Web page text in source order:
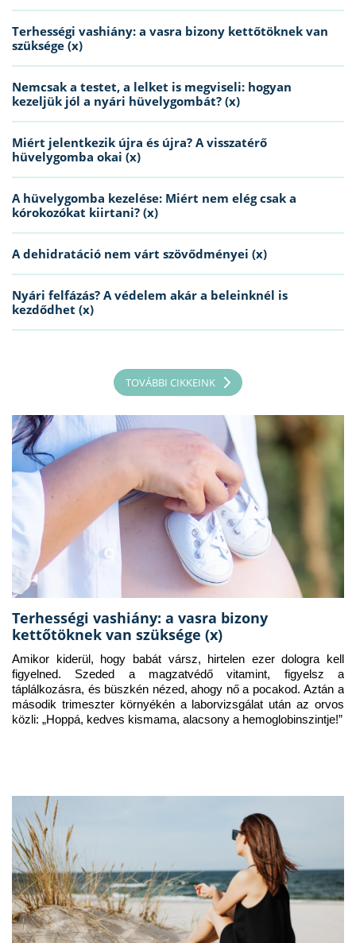
Terhességi vashiány: a vasra bizony kettőtöknek van
szüksége (x)
Nemcsak a testet, a lelket is megviseli: hogyan
kezeljük jól a nyári hüvelygombát? (x)
Miért jelentkezik újra és újra? A visszatérő
hüvelygomba okai (x)
A hüvelygomba kezelése: Miért nem elég csak a
kórokozókat kiirtani? (x)
A dehidratáció nem várt szövődményei (x)
Nyári felfázás? A védelem akár a beleinknél is
kezdődhet (x)
TOVÁBBI CIKKEINK
Terhességi vashiány: a vasra bizony
kettőtöknek van szüksége (x)
Amikor kiderül, hogy babát vársz, hirtelen ezer dologra kell
figyelned. Szeded a magzatvédő vitamint, figyelsz a
táplálkozásra, és büszkén nézed, ahogy nő a pocakod. Aztán a
második trimeszter környékén a laborvizsgálat után az orvos
közli: „Hoppá, kedves kismama, alacsony a hemoglobinszintje!”